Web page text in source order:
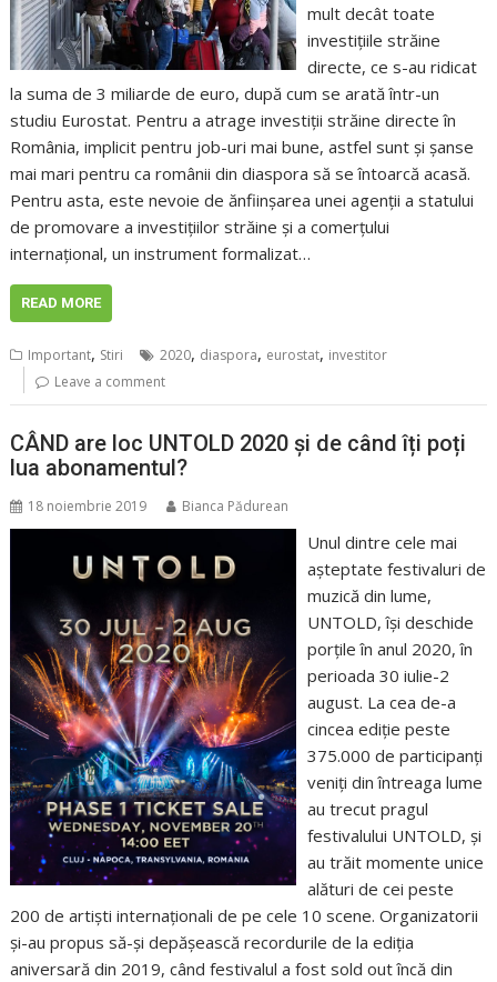
mult decât toate
investițiile străine
directe, ce s-au ridicat
la suma de 3 miliarde de euro, după cum se arată într-un
studiu Eurostat. Pentru a atrage investiții străine directe în
România, implicit pentru job-uri mai bune, astfel sunt și șanse
mai mari pentru ca românii din diaspora să se întoarcă acasă.
Pentru asta, este nevoie de ănfiinșarea unei agenții a statului
de promovare a investițiilor străine și a comerțului
internațional, un instrument formalizat…
READ MORE
Important, Stiri 2020, diaspora, eurostat, investitor
Leave a comment
CÂND are loc UNTOLD 2020 și de când îți poți
lua abonamentul?
18 noiembrie 2019 Bianca Pădurean
Unul dintre cele mai
așteptate festivaluri de
muzică din lume,
UNTOLD, își deschide
porțile în anul 2020, în
perioada 30 iulie-2
august. La cea de-a
cincea ediție peste
375.000 de participanți
veniți din întreaga lume
au trecut pragul
festivalului UNTOLD, și
au trăit momente unice
alături de cei peste
200 de artiști internaționali de pe cele 10 scene. Organizatorii
și-au propus să-și depășească recordurile de la ediția
aniversară din 2019, când festivalul a fost sold out încă din